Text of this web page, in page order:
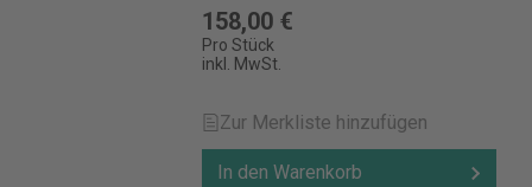
158,00 €
Pro Stück
inkl. MwSt.
Zur Merkliste hinzufügen
In den Warenkorb